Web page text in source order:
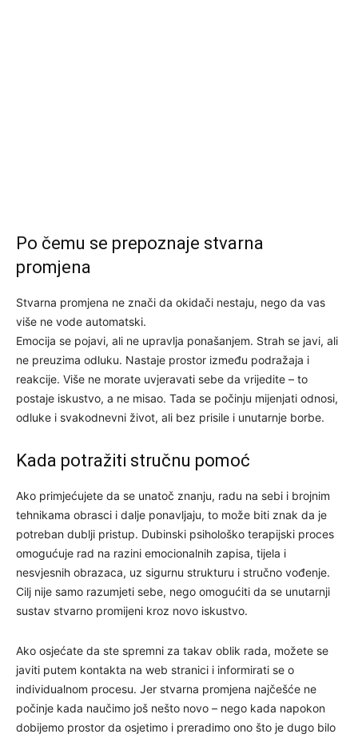
Po čemu se prepoznaje stvarna
promjena
Stvarna promjena ne znači da okidači nestaju, nego da vas
više ne vode automatski.
Emocija se pojavi, ali ne upravlja ponašanjem. Strah se javi, ali
ne preuzima odluku. Nastaje prostor između podražaja i
reakcije. Više ne morate uvjeravati sebe da vrijedite – to
postaje iskustvo, a ne misao. Tada se počinju mijenjati odnosi,
odluke i svakodnevni život, ali bez prisile i unutarnje borbe.
Kada potražiti stručnu pomoć
Ako primjećujete da se unatoč znanju, radu na sebi i brojnim
tehnikama obrasci i dalje ponavljaju, to može biti znak da je
potreban dublji pristup. Dubinski psihološko terapijski proces
omogućuje rad na razini emocionalnih zapisa, tijela i
nesvjesnih obrazaca, uz sigurnu strukturu i stručno vođenje.
Cilj nije samo razumjeti sebe, nego omogućiti da se unutarnji
sustav stvarno promijeni kroz novo iskustvo.
Ako osjećate da ste spremni za takav oblik rada, možete se
javiti putem kontakta na web stranici i informirati se o
individualnom procesu. Jer stvarna promjena najčešće ne
počinje kada naučimo još nešto novo – nego kada napokon
dobijemo prostor da osjetimo i preradimo ono što je dugo bilo